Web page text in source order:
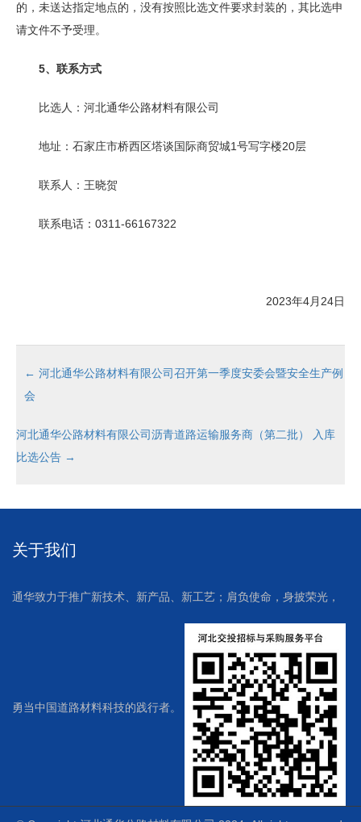
的，未送达指定地点的，没有按照比选文件要求封装的，其比选申
请文件不予受理。
5、联系方式
比选人：河北通华公路材料有限公司
地址：石家庄市桥西区塔谈国际商贸城1号写字楼20层
联系人：王晓贺
联系电话：0311-66167322
2023年4月24日
← 河北通华公路材料有限公司召开第一季度安委会暨安全生产例
会
河北通华公路材料有限公司沥青道路运输服务商（第二批） 入库
比选公告 →
关于我们
通华致力于推广新技术、新产品、新工艺；肩负使命，身披荣光，
勇当中国道路材料科技的践行者。